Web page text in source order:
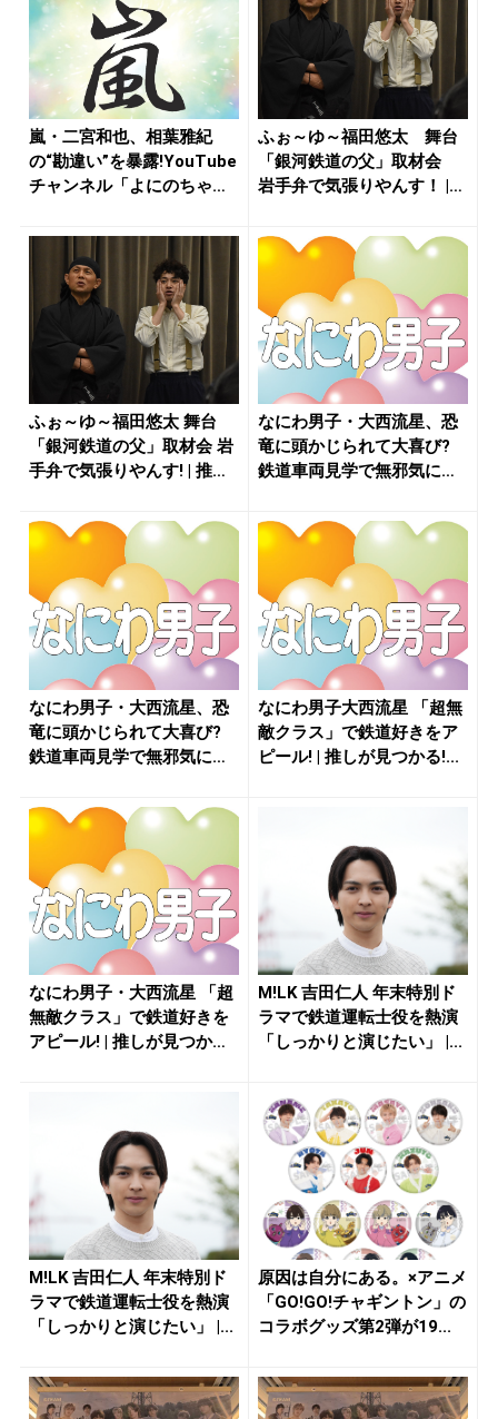
嵐・二宮和也、相葉雅紀
の“勘違い”を暴露!YouTube
チャンネル「よにのちゃ
ふぉ～ゆ～福田悠太 舞台
「銀河鉄道の父」取材会
岩手弁で気張りやんす！ |
ふぉ～ゆ～福田悠太 舞台
「銀河鉄道の父」取材会 岩
手弁で気張りやんす! | 推
なにわ男子・大西流星、恐
竜に頭かじられて大喜び?
鉄道車両見学で無邪気に戯
なにわ男子・大西流星、恐
竜に頭かじられて大喜び?
鉄道車両見学で無邪気に戯
なにわ男子大西流星 「超無
敵クラス」で鉄道好きをア
ピール! | 推しが見つかる!...
なにわ男子・大西流星 「超
無敵クラス」で鉄道好きを
アピール! | 推しが見つか
M!LK 吉田仁人 年末特別ド
ラマで鉄道運転士役を熱演
「しっかりと演じたい」 |...
M!LK 吉田仁人 年末特別ド
ラマで鉄道運転士役を熱演
「しっかりと演じたい」 |...
原因は自分にある。×アニメ
「GO!GO!チャギントン」の
コラボグッズ第2弾が19...